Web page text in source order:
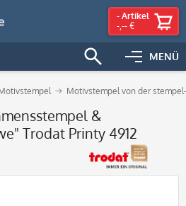
MENÜ
- Artikel
-,-- €
Motivstempel von der
&
Trodat Printy 4912